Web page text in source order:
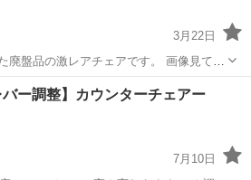
3月22日
の激レアチェアです。 画像見て下
りです。シミの気になる方はご遠慮下さ
い下さい。 ゆったりと座るこ
ソファ イケア
バー調整】カウンターチェアー
7月10日